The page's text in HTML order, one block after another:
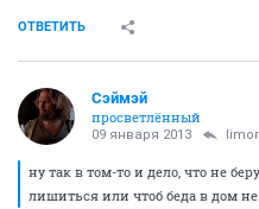
ОТВЕТИТЬ
Сэймэй
просветлённый
09 января 2013
ну так в том-то и дело, что не
лишиться или чтоб беда в дом